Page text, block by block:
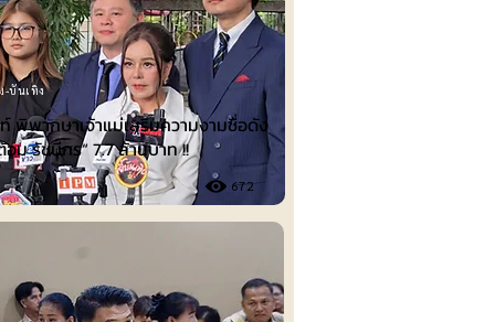
พิพากษาเจ้าแม่เสริมความงามชื่อดัง
อม รัชนีกร“ 7.7 ล้านบาท !!
672
-บันเทิง